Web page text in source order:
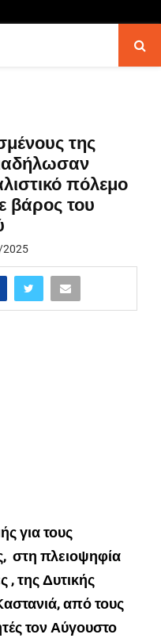
της
πόλεμο
βάρος του
για τους
στη πλειοψηφία
, της Δυτικής
από τους
τον Αύγουστο